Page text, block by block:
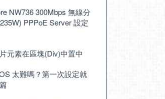
NW736 300Mbps 無線分
PPPoE Server 設定
元素在區塊(Div)中置中
太難嗎？第一次設定就